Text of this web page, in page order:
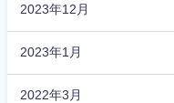
2023年12月
2023年1月
2022年3月